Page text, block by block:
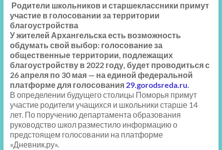
Родители школьников и старшеклассники примут
участие в голосовании за территории
благоустройства
У жителей Архангельска есть возможность
обдумать свой выбор: голосование за
общественные территории, подлежащих
благоустройству в 2022 году, будет проводиться с
26 апреля по 30 мая — на единой федеральной
платформе для голосования 29.gorodsreda.ru.
В определении будущего столицы Поморья примут
участие родители учащихся и школьники старше 14
лет. По поручению департамента образования
руководство школ разместило информацию о
предстоящем голосовании на платформе
«Дневник.ру».